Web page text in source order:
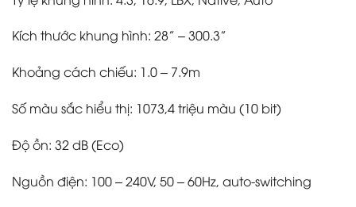
Kích thước khung hình: 28” – 300.3”
Khoảng cách chiếu: 1.0 – 7.9m
Số màu sắc hiểu thị: 1073,4 triệu màu (10 bit)
Độ ồn: 32 dB (Eco)
Nguồn điện: 100 – 240V, 50 – 60Hz, auto-switching